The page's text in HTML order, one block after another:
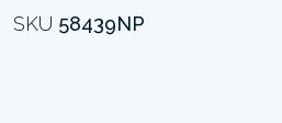
SKU 58439NP